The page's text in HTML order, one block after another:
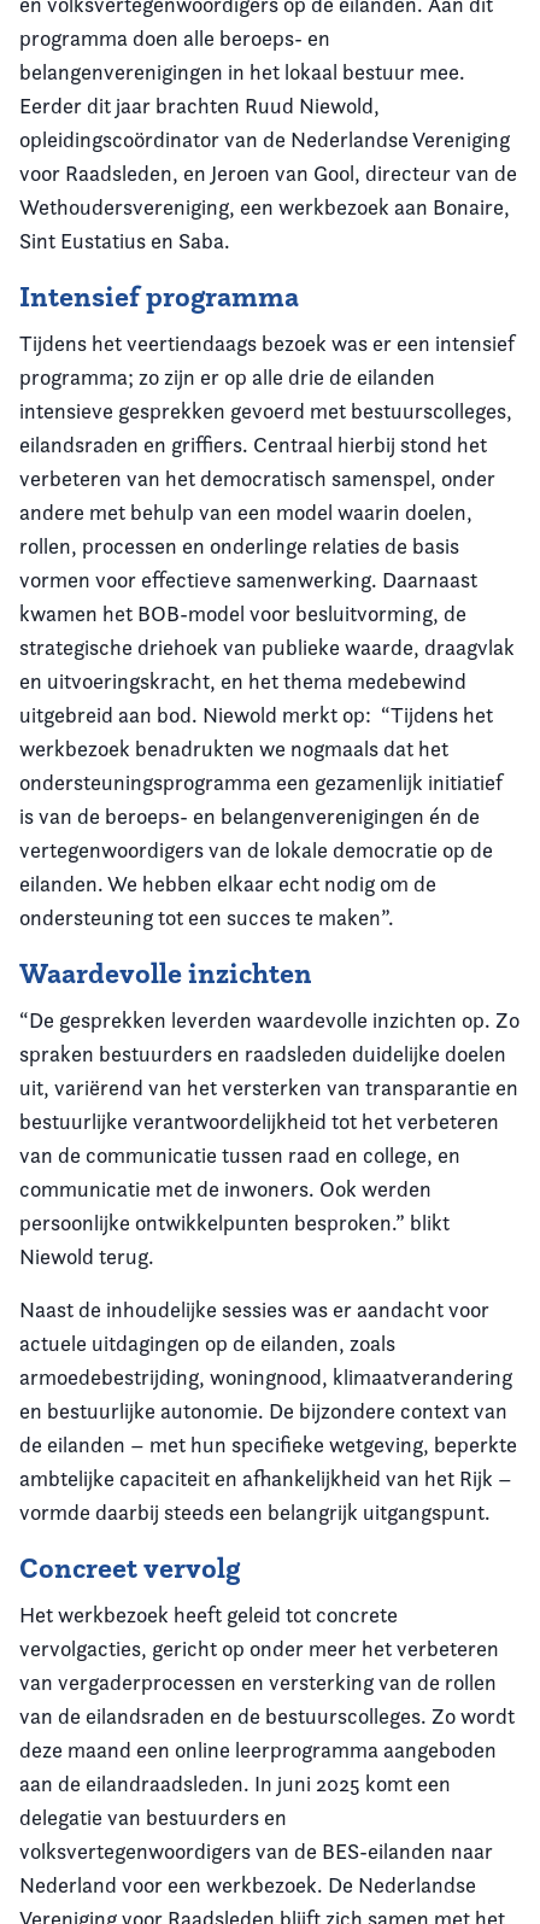
programma doen alle beroeps- en
belangenverenigingen in het lokaal bestuur mee.
Eerder dit jaar brachten Ruud Niewold,
opleidingscoördinator van de Nederlandse Vereniging
voor Raadsleden, en Jeroen van Gool, directeur van de
Wethoudersvereniging, een werkbezoek aan Bonaire,
Sint Eustatius en Saba.
Intensief programma
Tijdens het veertiendaags bezoek was er een intensief
programma; zo zijn er op alle drie de eilanden
intensieve gesprekken gevoerd met bestuurscolleges,
eilandsraden en griffiers. Centraal hierbij stond het
verbeteren van het democratisch samenspel, onder
andere met behulp van een model waarin doelen,
rollen, processen en onderlinge relaties de basis
vormen voor effectieve samenwerking. Daarnaast
kwamen het BOB-model voor besluitvorming, de
strategische driehoek van publieke waarde, draagvlak
en uitvoeringskracht, en het thema medebewind
uitgebreid aan bod. Niewold merkt op: “Tijdens het
werkbezoek benadrukten we nogmaals dat het
ondersteuningsprogramma een gezamenlijk initiatief
is van de beroeps- en belangenverenigingen én de
vertegenwoordigers van de lokale democratie op de
eilanden. We hebben elkaar echt nodig om de
ondersteuning tot een succes te maken”.
Waardevolle inzichten
“De gesprekken leverden waardevolle inzichten op. Zo
spraken bestuurders en raadsleden duidelijke doelen
uit, variërend van het versterken van transparantie en
bestuurlijke verantwoordelijkheid tot het verbeteren
van de communicatie tussen raad en college, en
communicatie met de inwoners. Ook werden
persoonlijke ontwikkelpunten besproken.” blikt
Niewold terug.
Naast de inhoudelijke sessies was er aandacht voor
actuele uitdagingen op de eilanden, zoals
armoedebestrijding, woningnood, klimaatverandering
en bestuurlijke autonomie. De bijzondere context van
de eilanden – met hun specifieke wetgeving, beperkte
ambtelijke capaciteit en afhankelijkheid van het Rijk –
vormde daarbij steeds een belangrijk uitgangspunt.
Concreet vervolg
Het werkbezoek heeft geleid tot concrete
vervolgacties, gericht op onder meer het verbeteren
van vergaderprocessen en versterking van de rollen
van de eilandsraden en de bestuurscolleges. Zo wordt
deze maand een online leerprogramma aangeboden
aan de eilandraadsleden. In juni 2025 komt een
delegatie van bestuurders en
volksvertegenwoordigers van de BES-eilanden naar
Nederland voor een werkbezoek. De Nederlandse
Vereniging voor Raadsleden blijft zich samen met het